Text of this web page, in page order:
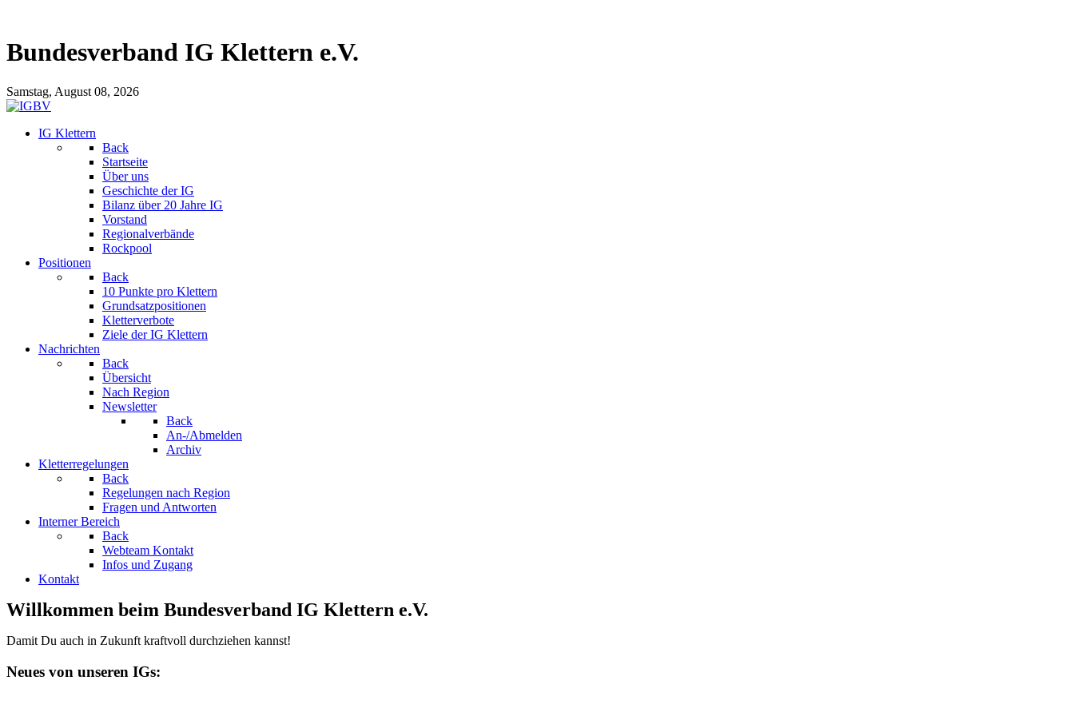
Bundesverband IG Klettern e.V.
Samstag, August 08, 2026
IG Klettern
Back
Startseite
Über uns
Geschichte der IG
Bilanz über 20 Jahre IG
Vorstand
Regionalverbände
Rockpool
Positionen
Back
10 Punkte pro Klettern
Grundsatzpositionen
Kletterverbote
Ziele der IG Klettern
Nachrichten
Back
Übersicht
Nach Region
Newsletter
Back
An-/Abmelden
Archiv
Kletterregelungen
Back
Regelungen nach Region
Fragen und Antworten
Interner Bereich
Back
Webteam Kontakt
Infos und Zugang
Kontakt
Willkommen beim Bundesverband IG Klettern e.V.
Damit Du auch in Zukunft kraftvoll durchziehen kannst!
Neues von unseren IGs: